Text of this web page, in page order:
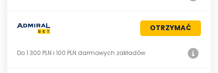
OTRZYMAĆ
Do 1 300 PLN i 100 PLN darmowych zakładów